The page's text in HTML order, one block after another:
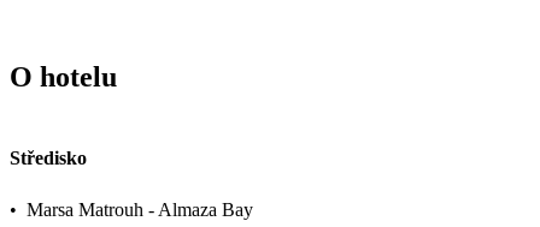
O hotelu
Středisko
• Marsa Matrouh - Almaza Bay